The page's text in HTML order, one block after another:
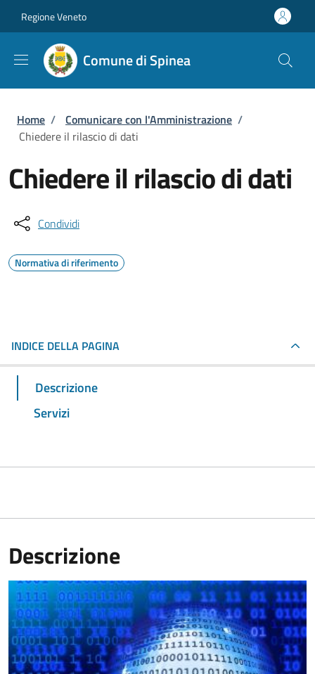
Regione Veneto
Comune di Spinea
Briciole di pane
Home / Comunicare con l'Amministrazione /
Chiedere il rilascio di dati
Chiedere il rilascio di dati
Condividi
Normativa di riferimento
INDICE DELLA PAGINA
Descrizione
Servizi
Descrizione